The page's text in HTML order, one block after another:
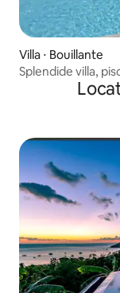
Villa ⋅ Bouillante
Splendide villa,